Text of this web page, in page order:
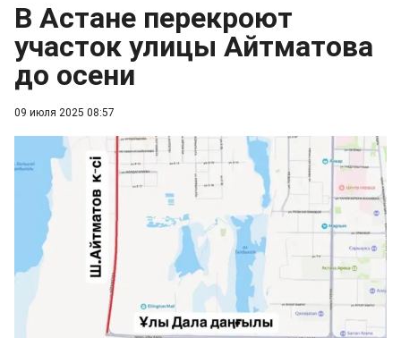
09 июля 2025 08:57
В Астане перекроют
участок улицы Айтматова
до осени